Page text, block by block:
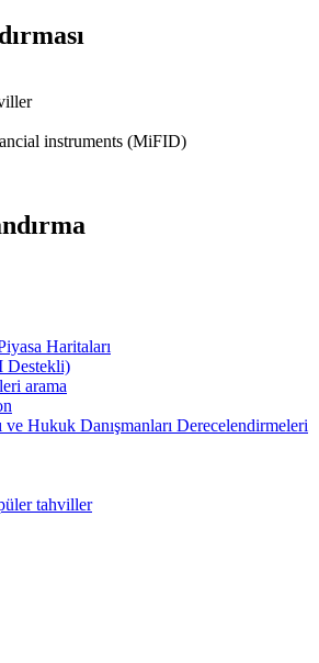
instruments (MiFID)
Haritaları
Destekli)
arama
ve Hukuk Danışmanları Derecelendirmeleri
tahviller